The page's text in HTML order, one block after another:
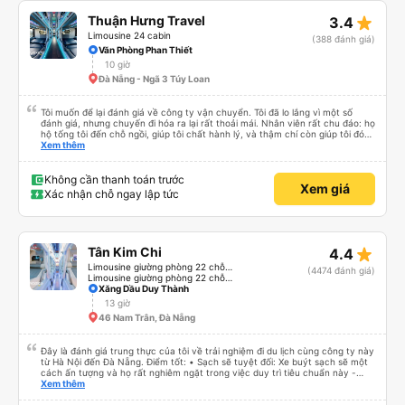
giác nguy hiểm (lái xe nguy hiểm và không thoải mái cho hành khách, xe bảo
trì kém và nhân viên cực kỳ không thân thiện), tôi đánh giá cao Han Café.
Tôi không thể tham gia các chuyến đi qua đêm của họ vì đã hết chỗ, có lẽ
do nhu cầu quá cao! Đừng chần chừ nhé! 👍
Thuận Hưng Travel
Limousine 24 cabin
3.4 star_rate
(388 đánh giá)
Văn Phòng Phan Thiết
10 giờ
Đà Nẵng - Ngã 3 Túy Loan
Tôi muốn để lại đánh giá về công ty vận chuyển. Tôi đã lo lắng vì một số
đánh giá, nhưng chuyến đi hóa ra lại rất thoải mái. Nhân viên rất chu đáo: họ
hộ tống tôi đến chỗ ngồi, giúp tôi chất hành lý, và thậm chí còn giúp tôi đóng
gói giày. Điểm trừ duy nhất là xe buýt đến sớm hơn một tiếng so với giờ khởi
chọn công ty này.
Xem thêm
Không cần thanh toán trước
Xác nhận chỗ ngay lập tức
Xem giá
Tân Kim Chi
Limousine giường phòng 22 chỗ (CABIN) (WC)
Limousine giường phòng 22 chỗ (KIM LONG) (WC)
4.4 star_rate
(4474 đánh giá)
Xăng Dầu Duy Thành
13 giờ
46 Nam Trân, Đà Nẵng
Đây là đánh giá trung thực của tôi về trải nghiệm đi du lịch cùng công ty này
từ Hà Nội đến Đà Nẵng. Điểm tốt: • Sạch sẽ tuyệt đối: Xe buýt sạch sẽ một
cách ấn tượng và họ rất nghiêm ngặt trong việc duy trì tiêu chuẩn này -
không được phép ăn trên xe. Đây là lần đầu tiên tôi thấy sự chú trọng đến
Xem thêm